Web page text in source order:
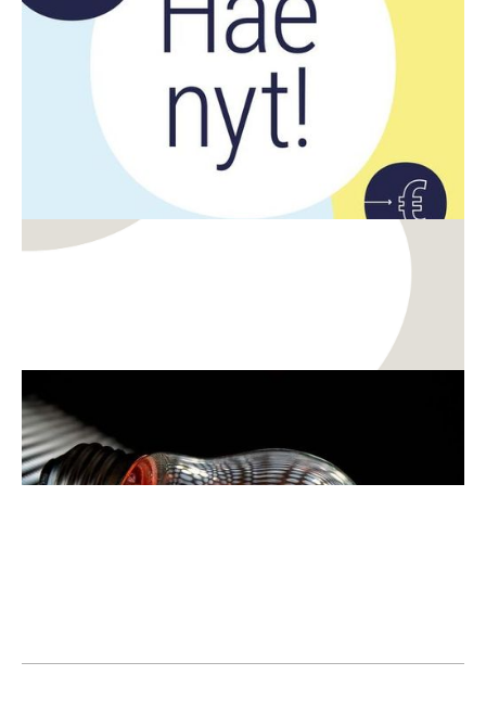
Business Finlandin Sprint-avustus nopeaa
kansainvälistä kasvua hakeville pienille yrityksille